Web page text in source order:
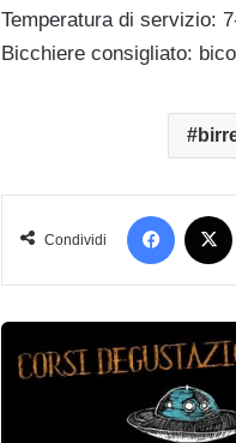
Temperatura di servizio:
Bicchiere consigliato:
Condividi
Facebook